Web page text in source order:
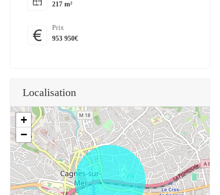
217 m²
Prix
953 950€
Localisation
+
−